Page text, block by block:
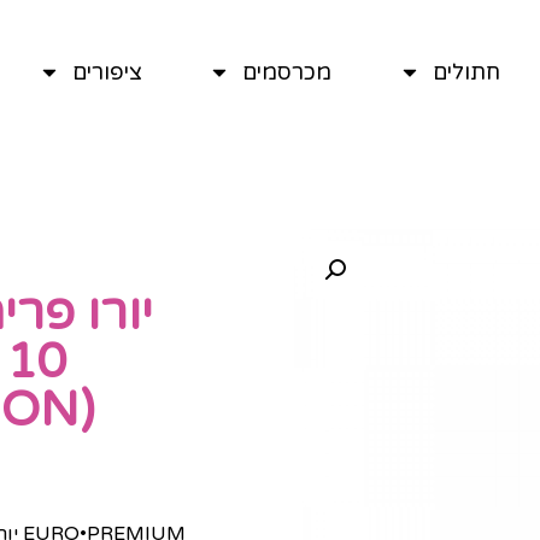
חתולים מכרסמים ציפורים
יורו
(DIGESTION דייג'סט)
EURO•PREMIUM יורו פרימיום צבי ללא דגנים 10 ק"ג (+DIGESTIONׂׂׂׂ)